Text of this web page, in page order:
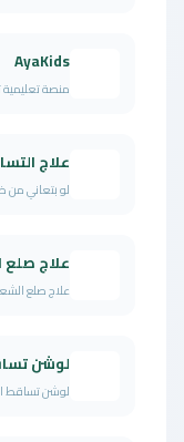
AyaKids
منصة تعليمية
علاج
لو بتعاني
علاج صلع
علاج صلع
لوشن
لوشن تساقط